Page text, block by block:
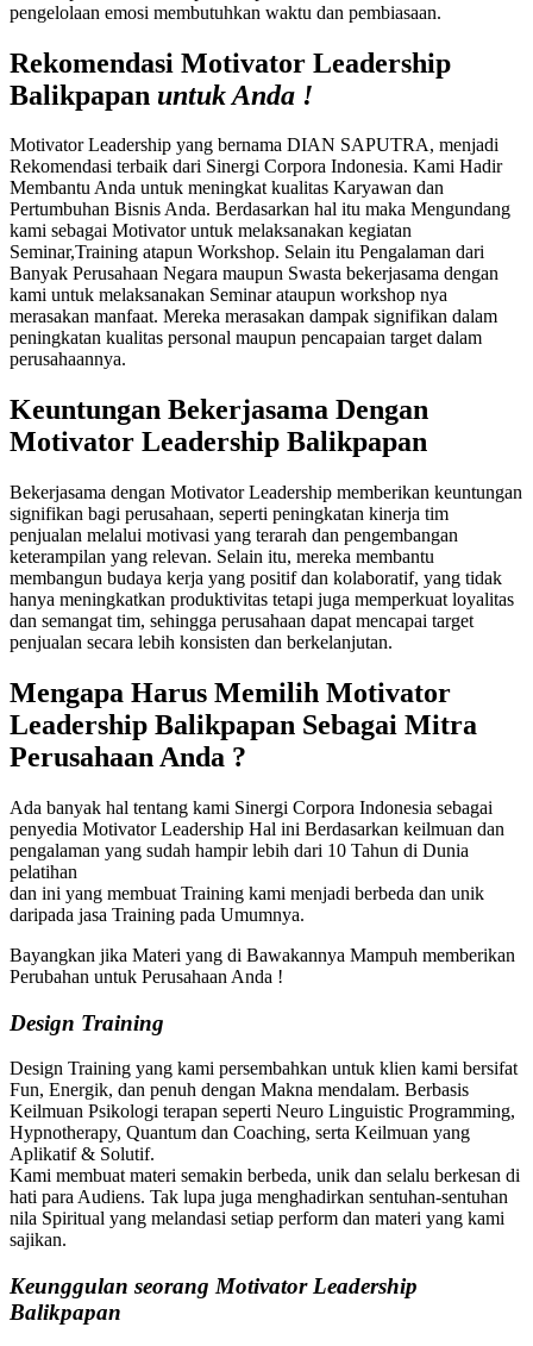
pengelolaan emosi membutuhkan waktu dan pembiasaan.
Rekomendasi Motivator Leadership
Balikpapan untuk Anda !
Motivator Leadership yang bernama DIAN SAPUTRA, menjadi
Rekomendasi terbaik dari Sinergi Corpora Indonesia. Kami Hadir
Membantu Anda untuk meningkat kualitas Karyawan dan
Pertumbuhan Bisnis Anda. Berdasarkan hal itu maka Mengundang
kami sebagai Motivator untuk melaksanakan kegiatan
Seminar,Training atapun Workshop. Selain itu Pengalaman dari
Banyak Perusahaan Negara maupun Swasta bekerjasama dengan
kami untuk melaksanakan Seminar ataupun workshop nya
merasakan manfaat. Mereka merasakan dampak signifikan dalam
peningkatan kualitas personal maupun pencapaian target dalam
perusahaannya.
Keuntungan Bekerjasama Dengan
Motivator Leadership Balikpapan
Bekerjasama dengan Motivator Leadership memberikan keuntungan
signifikan bagi perusahaan, seperti peningkatan kinerja tim
penjualan melalui motivasi yang terarah dan pengembangan
keterampilan yang relevan. Selain itu, mereka membantu
membangun budaya kerja yang positif dan kolaboratif, yang tidak
hanya meningkatkan produktivitas tetapi juga memperkuat loyalitas
dan semangat tim, sehingga perusahaan dapat mencapai target
penjualan secara lebih konsisten dan berkelanjutan.
Mengapa Harus Memilih Motivator
Leadership Balikpapan Sebagai Mitra
Perusahaan Anda ?
Ada banyak hal tentang kami Sinergi Corpora Indonesia sebagai
penyedia Motivator Leadership Hal ini Berdasarkan keilmuan dan
pengalaman yang sudah hampir lebih dari 10 Tahun di Dunia
pelatihan
dan ini yang membuat Training kami menjadi berbeda dan unik
daripada jasa Training pada Umumnya.
Bayangkan jika Materi yang di Bawakannya Mampuh memberikan
Perubahan untuk Perusahaan Anda !
Design Training
Design Training yang kami persembahkan untuk klien kami bersifat
Fun, Energik, dan penuh dengan Makna mendalam. Berbasis
Keilmuan Psikologi terapan seperti Neuro Linguistic Programming,
Hypnotherapy, Quantum dan Coaching, serta Keilmuan yang
Aplikatif & Solutif.
Kami membuat materi semakin berbeda, unik dan selalu berkesan di
hati para Audiens. Tak lupa juga menghadirkan sentuhan-sentuhan
nila Spiritual yang melandasi setiap perform dan materi yang kami
sajikan.
Keunggulan seorang Motivator Leadership
Balikpapan